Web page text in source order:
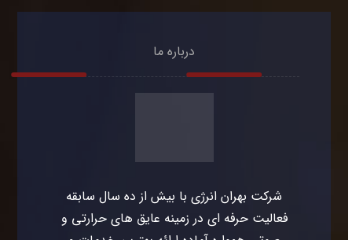
درباره ما
شرکت بهران انرژی با بیش از ده سال سابقه
فعالیت حرفه ای در زمینه عایق های حرارتی و